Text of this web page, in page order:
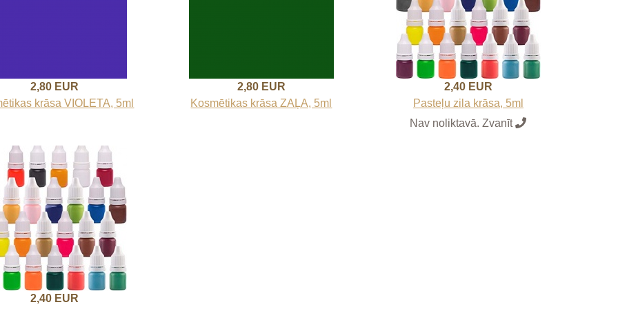
2,80 EUR
krāsa VIOLETA, 5ml
2,80 EUR
Kosmētikas krāsa ZAĻA, 5ml
2,40 EUR
Pasteļu zila krāsa, 5ml
Nav noliktavā. Zvanīt
2,40 EUR